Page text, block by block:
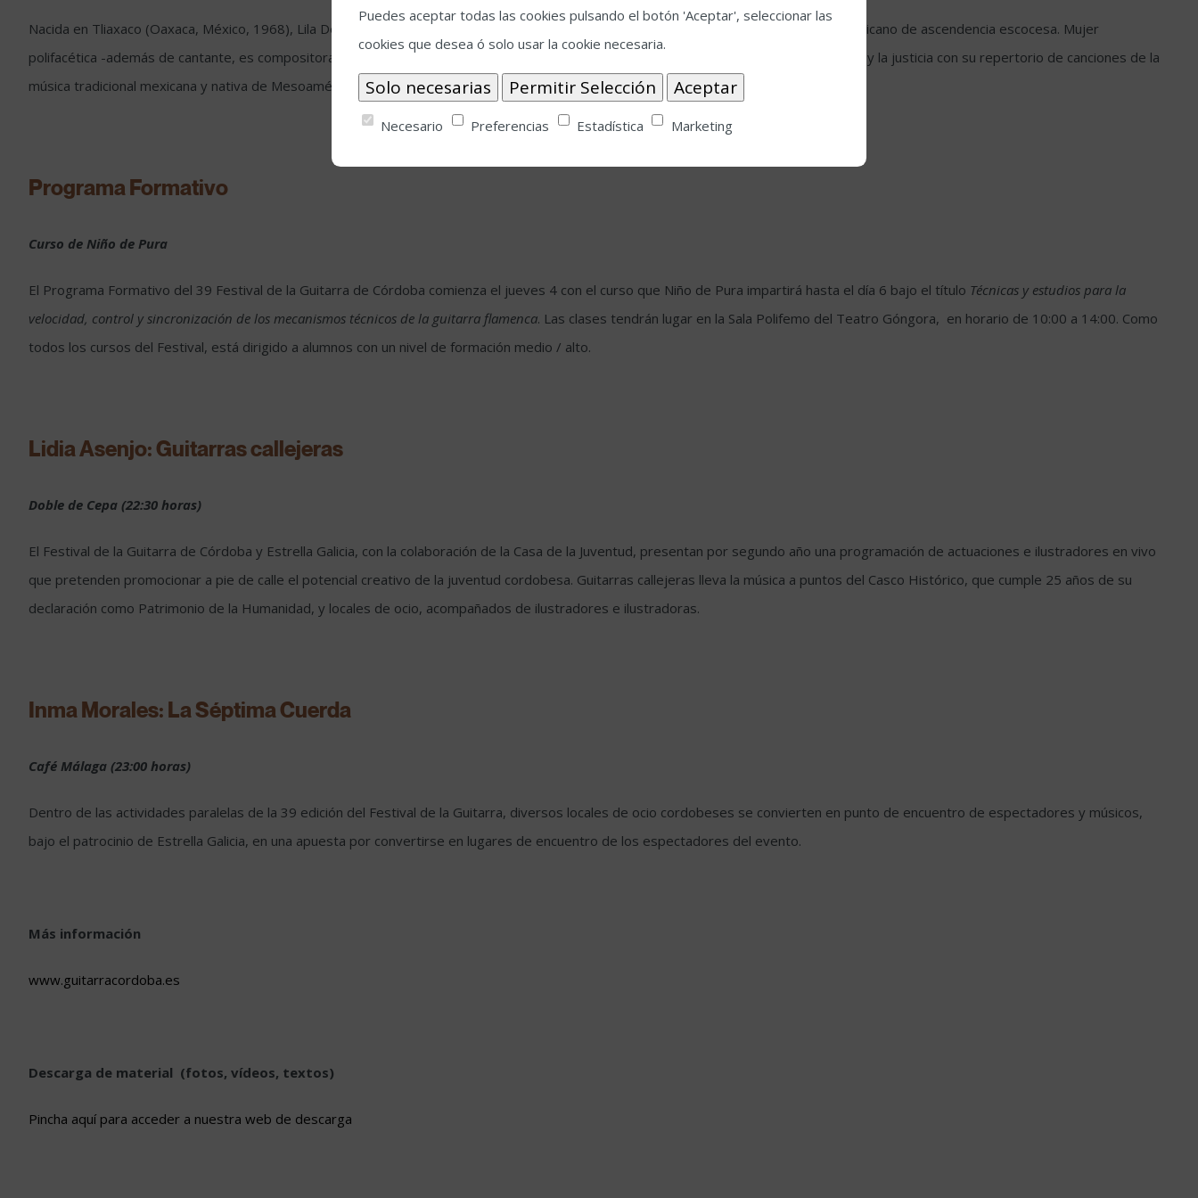
Nacida en Tliaxaco (Oaxaca, México, 1968), Lila Downs es hija de una cantante de cabaret de origen indígena y de un cineasta norteamericano de ascendencia escocesa. Mujer
polifacética -además de cantante, es compositora, productora, actriz y antropóloga-, siempre ha apoyado los derechos civiles, la cultura y la justicia con su repertorio de canciones de la
música tradicional mexicana y nativa de Mesoamérica, tanto en español como en inglés.
Programa Formativo
Curso de Niño de Pura
El Programa Formativo del 39 Festival de la Guitarra de Córdoba comienza el jueves 4 con el curso que Niño de Pura impartirá hasta el día 6 bajo el título Técnicas y estudios para la
velocidad, control y sincronización de los mecanismos técnicos de la guitarra flamenca. Las clases tendrán lugar en la Sala Polifemo del Teatro Góngora, en horario de 10:00 a 14:00. Como
todos los cursos del Festival, está dirigido a alumnos con un nivel de formación medio / alto.
Lidia Asenjo: Guitarras callejeras
Doble de Cepa (22:30 horas)
El Festival de la Guitarra de Córdoba y Estrella Galicia, con la colaboración de la Casa de la Juventud, presentan por segundo año una programación de actuaciones e ilustradores en vivo
que pretenden promocionar a pie de calle el potencial creativo de la juventud cordobesa. Guitarras callejeras lleva la música a puntos del Casco Histórico, que cumple 25 años de su
declaración como Patrimonio de la Humanidad, y locales de ocio, acompañados de ilustradores e ilustradoras.
Inma Morales: La Séptima Cuerda
Café Málaga (23:00 horas)
Dentro de las actividades paralelas de la 39 edición del Festival de la Guitarra, diversos locales de ocio cordobeses se convierten en punto de encuentro de espectadores y músicos,
bajo el patrocinio de Estrella Galicia, en una apuesta por convertirse en lugares de encuentro de los espectadores del evento.
Más información
www.guitarracordoba.es
Descarga de material (fotos, vídeos, textos)
Pincha aquí para acceder a nuestra web de descarga
Puedes aceptar todas las cookies pulsando el botón 'Aceptar', seleccionar las
cookies que desea ó solo usar la cookie necesaria.
Necesario Preferencias Estadística Marketing